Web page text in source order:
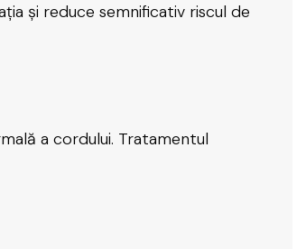
și reduce semnificativ riscul de
a cordului. Tratamentul